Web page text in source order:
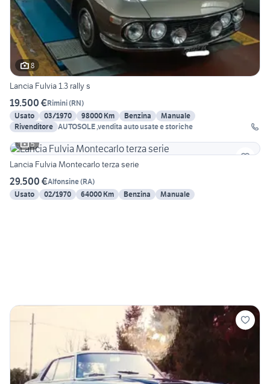
8
Lancia Fulvia 1.3 rally s
19.500 €Rimini(RN)
Usato
03/1970 98000 Km Benzina
Manuale
Rivenditore AUTOSOLE ,vendita auto usate e storiche
5
Lancia Fulvia Montecarlo terza serie
29.500 €Alfonsine(RA)
Usato
02/1970 64000 Km Benzina Manuale